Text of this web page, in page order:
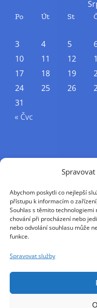
Spravovat
Abychom poskytli co nejlepší
přístupu k informacím o
Souhlas s těmito technologiemi
chování při procházení nebo
nebo odvolání souhlasu může
funkce.
Spravovat služby
Po Út St
3
4 5
10
11 12
17
18 19
24
25 26
31
« Čvc
Příjmení
Křestní jméno
E-mail
Pokračováním